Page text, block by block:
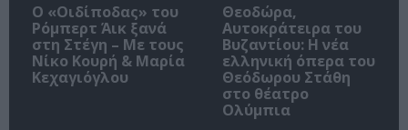
O «Οιδίποδας» του
Ρόμπερτ Άικ ξανά
στη Στέγη – Με τους
Νίκο Κουρή & Μαρία
Κεχαγιόγλου
Θεοδώρα,
Αυτοκράτειρα του
Βυζαντίου: Η νέα
ελληνική όπερα του
Θεόδωρου Στάθη
στο θέατρο
Ολύμπια